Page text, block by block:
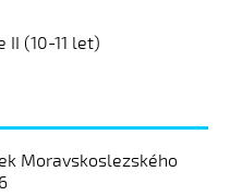
(10-11 let)
Moravskoslezského